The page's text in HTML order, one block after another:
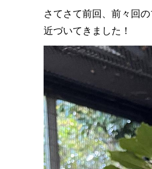
さてさて前回、前々回
近づいてきました！